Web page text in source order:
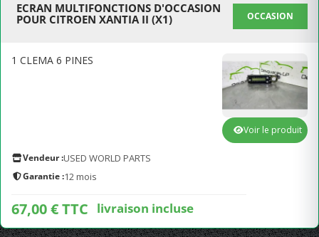
ECRAN MULTIFONCTIONS D'OCCASION
POUR CITROEN XANTIA II (X1)
OCCASION
1 CLEMA 6 PINES
Vendeur :USED WORLD PARTS
Garantie :12 mois
67,00 € TTC livraison incluse
Voir le produit